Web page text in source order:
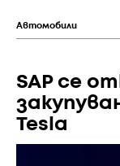
Автомобили
SAP се
Tesla